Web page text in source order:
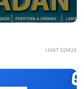
LIHAT SEMUA